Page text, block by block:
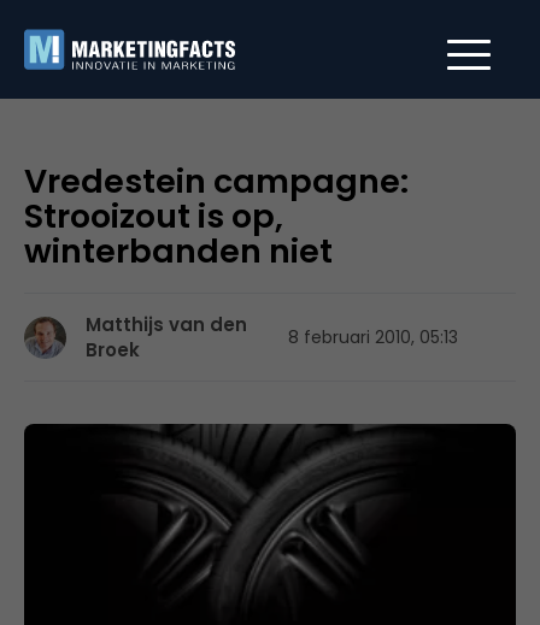
Vredestein campagne:
Strooizout is op,
winterbanden niet
Matthijs van den
Broek
8 februari 2010, 05:13